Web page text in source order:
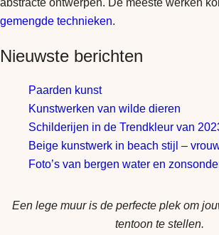
gemengde technieken.
Nieuwste berichten
Paarden kunst
Kunstwerken van wilde dieren
Schilderijen in de Trendkleur van
Beige kunstwerk in beach stijl –
Foto’s van bergen water en
Een lege muur is de perfecte plek om
tentoon te stellen.